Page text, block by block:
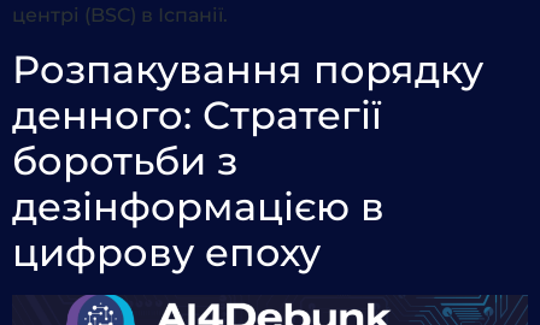
центрі (BSC) в Іспанії.
Розпакування порядку
денного: Стратегії
боротьби з
дезінформацією в
цифрову епоху